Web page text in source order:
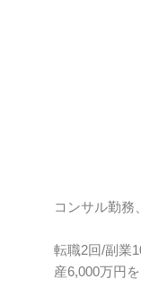
コンサル勤務
転職2回/副業
産6,000万円